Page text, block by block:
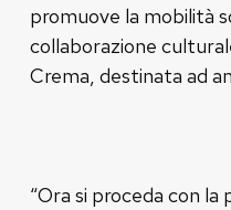
promuove la mobilità
collaborazione
Crema, destinata ad
“Ora si proceda con